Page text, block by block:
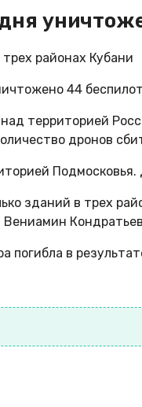
районах Кубани
территорией
дронов
Подмосковья.
зданий в трех
Вениамин
погибла в